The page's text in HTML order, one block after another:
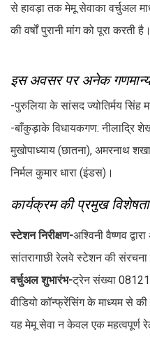
से हावड़ा तक मेमू सेवाका वर्चुअल
की वर्षों पुरानी मांग को पूरा करती है।
इस अवसर पर अनेक
-पुरुलिया के सांसद ज्योतिर्मय सिंह
-बाँकुड़ाके विधायकगण: नीलाद्रि
मुखोपाध्याय (छातना), अमरनाथ
निर्मल कुमार धारा (इंडस)।
कार्यक्रम की प्रमुख
स्टेशन निरीक्षण-अश्विनी वैष्णव
सांतरागाछी रेलवे स्टेशन की संरचना
वर्चुअल शुभारंभ-ट्रेन संख्या
वीडियो कॉन्फ्रेंसिंग के माध्यम से
यह मेमू सेवा न केवल एक महत्वपूर्ण